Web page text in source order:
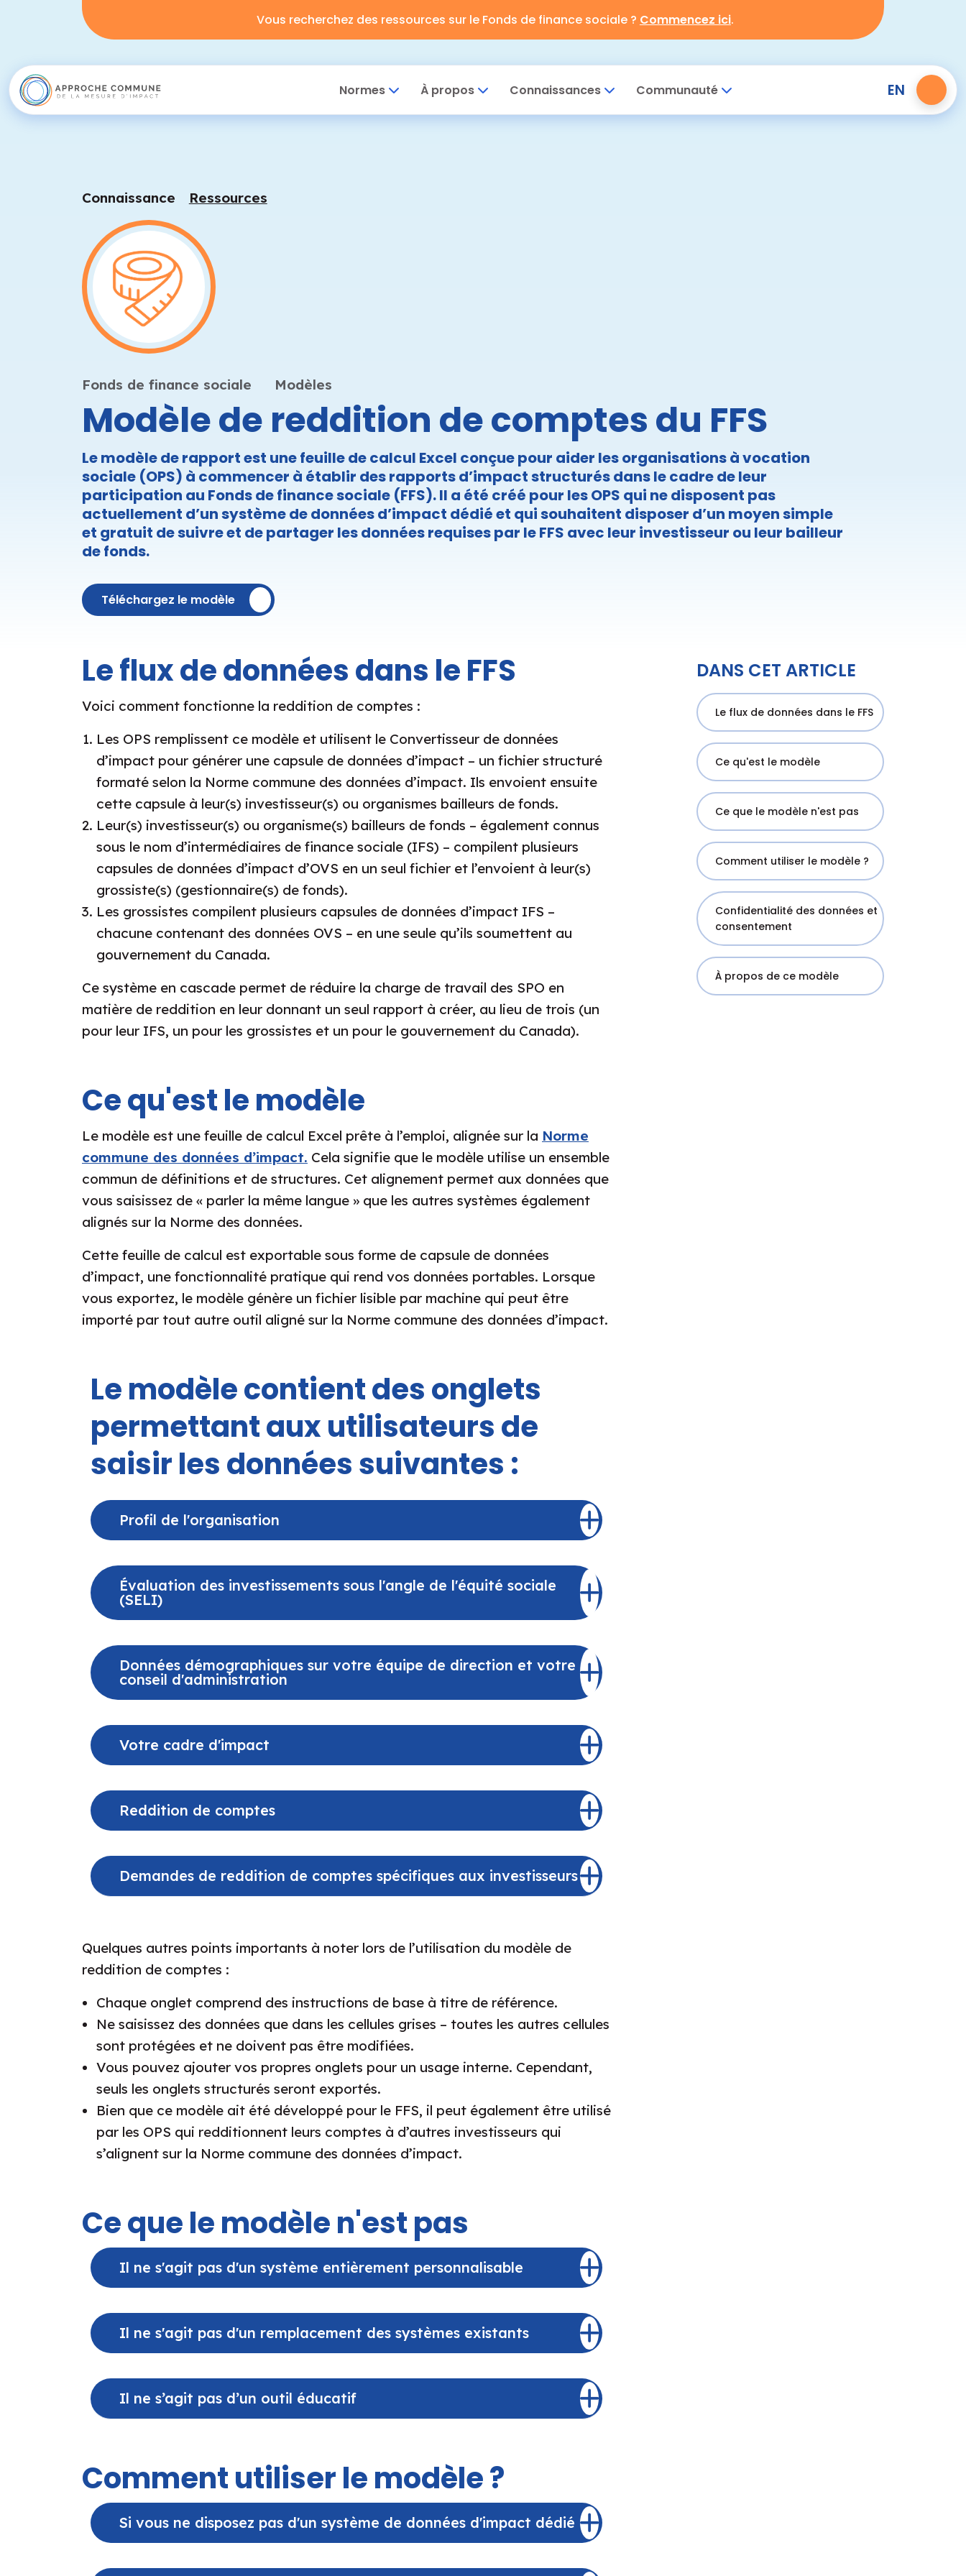
Vous recherchez des ressources sur le Fonds de finance sociale ? Commencez ici.
Normes À propos Connaissances Communauté EN
Connaissance Ressources
Fonds de finance sociale Modèles
Modèle de reddition de comptes du FFS
Le modèle de rapport est une feuille de calcul Excel conçue pour aider les organisations à vocation
sociale (OPS) à commencer à établir des rapports d’impact structurés dans le cadre de leur
participation au Fonds de finance sociale (FFS). Il a été créé pour les OPS qui ne disposent pas
actuellement d’un système de données d’impact dédié et qui souhaitent disposer d’un moyen simple
et gratuit de suivre et de partager les données requises par le FFS avec leur investisseur ou leur bailleur
de fonds.
Téléchargez le modèle
Le flux de données dans le FFS
Voici comment fonctionne la reddition de comptes :
Les OPS remplissent ce modèle et utilisent le Convertisseur de données
d’impact pour générer une capsule de données d’impact – un fichier structuré
formaté selon la Norme commune des données d’impact. Ils envoient ensuite
cette capsule à leur(s) investisseur(s) ou organismes bailleurs de fonds.
Leur(s) investisseur(s) ou organisme(s) bailleurs de fonds – également connus
sous le nom d’intermédiaires de finance sociale (IFS) – compilent plusieurs
capsules de données d’impact d’OVS en un seul fichier et l’envoient à leur(s)
grossiste(s) (gestionnaire(s) de fonds).
Les grossistes compilent plusieurs capsules de données d’impact IFS –
chacune contenant des données OVS – en une seule qu’ils soumettent au
gouvernement du Canada.
Ce système en cascade permet de réduire la charge de travail des SPO en
matière de reddition en leur donnant un seul rapport à créer, au lieu de trois (un
pour leur IFS, un pour les grossistes et un pour le gouvernement du Canada).
Ce qu'est le modèle
Le modèle est une feuille de calcul Excel prête à l’emploi, alignée sur la Norme
commune des données d’impact. Cela signifie que le modèle utilise un ensemble
commun de définitions et de structures. Cet alignement permet aux données que
vous saisissez de « parler la même langue » que les autres systèmes également
alignés sur la Norme des données.
Cette feuille de calcul est exportable sous forme de capsule de données
d’impact, une fonctionnalité pratique qui rend vos données portables. Lorsque
vous exportez, le modèle génère un fichier lisible par machine qui peut être
importé par tout autre outil aligné sur la Norme commune des données d’impact.
Le modèle contient des onglets
permettant aux utilisateurs de
saisir les données suivantes :
Profil de l'organisation
Évaluation des investissements sous l'angle de l'équité sociale
(SELI)
Données démographiques sur votre équipe de direction et votre
conseil d'administration
Votre cadre d'impact
Reddition de comptes
Demandes de reddition de comptes spécifiques aux investisseurs
Quelques autres points importants à noter lors de l’utilisation du modèle de
reddition de comptes :
Chaque onglet comprend des instructions de base à titre de référence.
Ne saisissez des données que dans les cellules grises – toutes les autres cellules
sont protégées et ne doivent pas être modifiées.
Vous pouvez ajouter vos propres onglets pour un usage interne. Cependant,
seuls les onglets structurés seront exportés.
Bien que ce modèle ait été développé pour le FFS, il peut également être utilisé
par les OPS qui redditionnent leurs comptes à d’autres investisseurs qui
s’alignent sur la Norme commune des données d’impact.
Ce que le modèle n'est pas
Il ne s'agit pas d'un système entièrement personnalisable
Il ne s'agit pas d'un remplacement des systèmes existants
Il ne s’agit pas d’un outil éducatif
Comment utiliser le modèle ?
Si vous ne disposez pas d'un système de données d'impact dédié
DANS CET ARTICLE
Le flux de données dans le FFS
Ce qu'est le modèle
Ce que le modèle n'est pas
Comment utiliser le modèle ?
Confidentialité des données et
consentement
À propos de ce modèle